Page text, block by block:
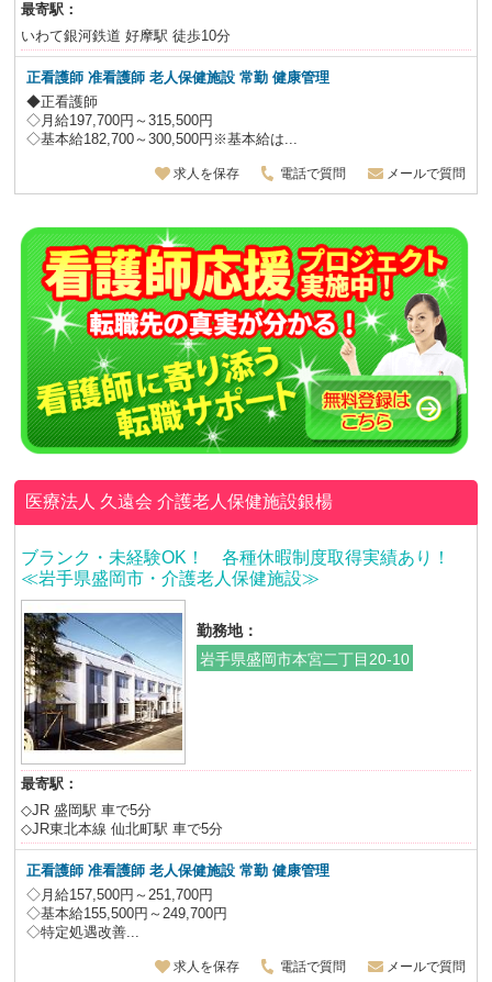
最寄駅：
いわて銀河鉄道 好摩駅 徒歩10分
正看護師 准看護師 老人保健施設常勤 健康管理
◆正看護師
◇月給197,700円～315,500円
◇基本給182,700～300,500円※基本給は...
求人を保存 電話で質問 メールで質問
医療法人 久遠会介護老人保健施設銀楊
ブランク・未経験OK！ 各種休暇制度取得実績あり！
≪岩手県盛岡市・介護老人保健施設≫
勤務地：
岩手県盛岡市本宮二丁目20-10
最寄駅：
◇JR 盛岡駅 車で5分
◇JR東北本線 仙北町駅 車で5分
正看護師 准看護師 老人保健施設常勤 健康管理
◇月給157,500円～251,700円
◇基本給155,500円～249,700円
◇特定処遇改善...
求人を保存 電話で質問 メールで質問